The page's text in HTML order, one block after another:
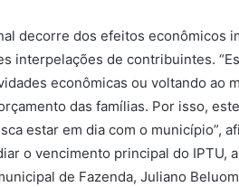
decorre dos efeitos econômicos
interpelações de contribuintes.
econômicas ou voltando ao
das famílias. Por isso,
estar em dia com o município”,
o vencimento principal do IPTU,
de Fazenda, Juliano